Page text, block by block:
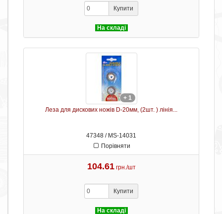
Купити
На складі
+ 1
Леза для дискових ножів D-20мм, (2шт. ) лінія...
47348 / MS-14031
Порівняти
104.61 грн./шт
Купити
На складі